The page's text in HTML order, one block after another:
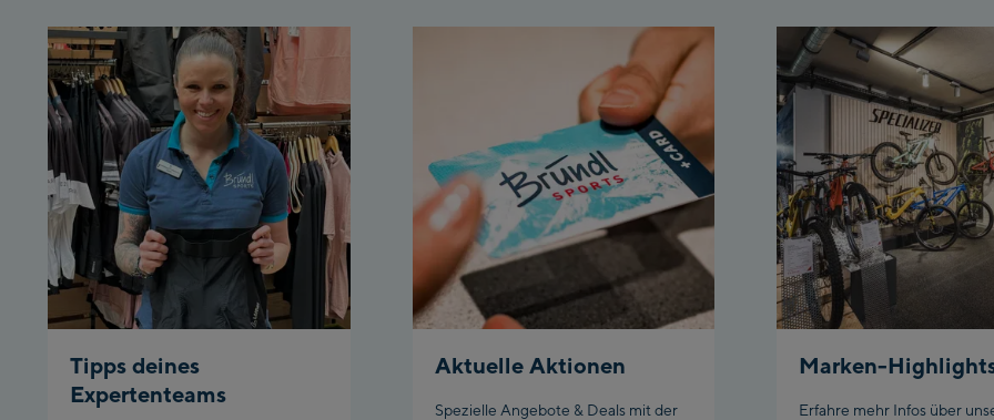
Ischgl
Ischgl
Schladming:
Planet
Charly
Tipps deines
Expertenteams
Aktuelle Aktionen
Spezielle Angebote & Deals mit der
Marken-
Erfahre mehr Infos über